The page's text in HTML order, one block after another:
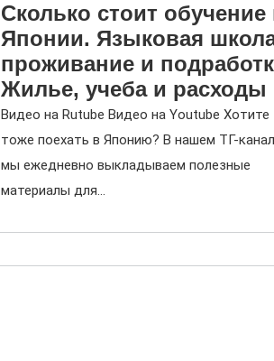
Сколько стоит обучение
Японии. Языковая
проживание и
Жилье, учеба и расходы
Видео на Rutube Видео на Youtube Хотите
тоже поехать в Японию? В нашем ТГ-
мы ежедневно выкладываем полезные
материалы для...